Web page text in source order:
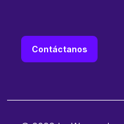
Contáctanos